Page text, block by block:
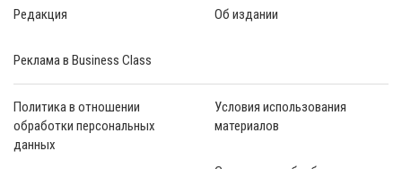
Редакция Об издании
Реклама в Business Class
Политика в отношении
обработки персональных
данных
Условия использования
материалов